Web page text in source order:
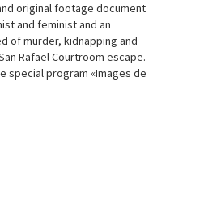
original footage document
and feminist and an
of murder, kidnapping and
Rafael Courtroom escape.
special program «Images de